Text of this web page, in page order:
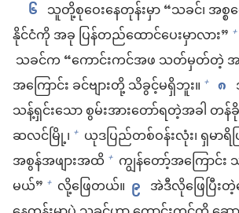
၆ သူတို့စုဝေးနေတုန်းမှာ “သခင်၊ အစ္
နိုင်ငံကို အခု ပြန်တည်ထောင်ပေးမှာလား” +
သခင်က “ကောင်းကင်အဖ သတ်မှတ်တဲ့
အကြောင်း ခင်ဗျားတို့ သိခွင့်မရှိဘူး။ + ၈
သန့်ရှင်းသော စွမ်းအားတော်ရတဲ့အခါ တန်ခို
ဆလင်မြို့၊ + ယုဒပြည်တစ်ဝန်းလုံး၊ ရှမာရိ
အစွန်အဖျားအထိ + ကျွန်တော့်အကြောင်
မယ်” + လို့ဖြေတယ်။ ၉ အဲဒီလိုဖြေပြီ